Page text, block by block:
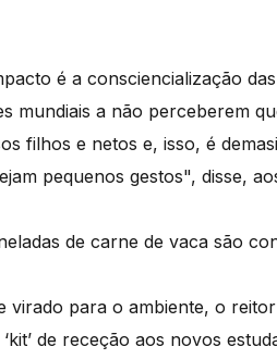
é a consciencialização
mundiais a não perceberem
filhos e netos e, isso, é
pequenos gestos", disse,
de carne de vaca são
virado para o ambiente, o
de receção aos novos